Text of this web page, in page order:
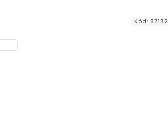
Kód: 87132